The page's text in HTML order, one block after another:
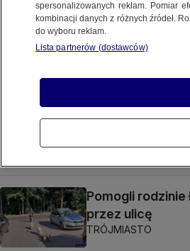
Utrudnienia na
rondo w centrum
Remontują
Siekierkowskiej,
Pomogli rodzinie
przez ulicę
TRÓJMIASTO
spersonalizowanych reklam. Pomiar
kombinacji danych z różnych źródeł.
do wyboru reklam.
Lista partnerów (dostawców)